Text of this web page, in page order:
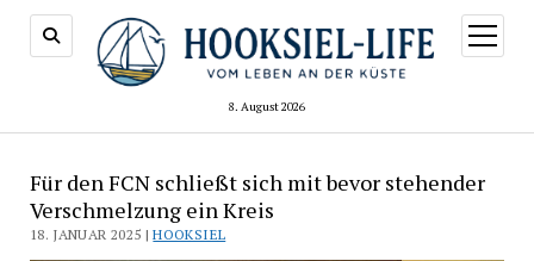
8. August 2026
Menü
öffnen
Für den FCN schließt sich mit bevor stehender
Verschmelzung ein Kreis
18. JANUAR 2025 |HOOKSIEL